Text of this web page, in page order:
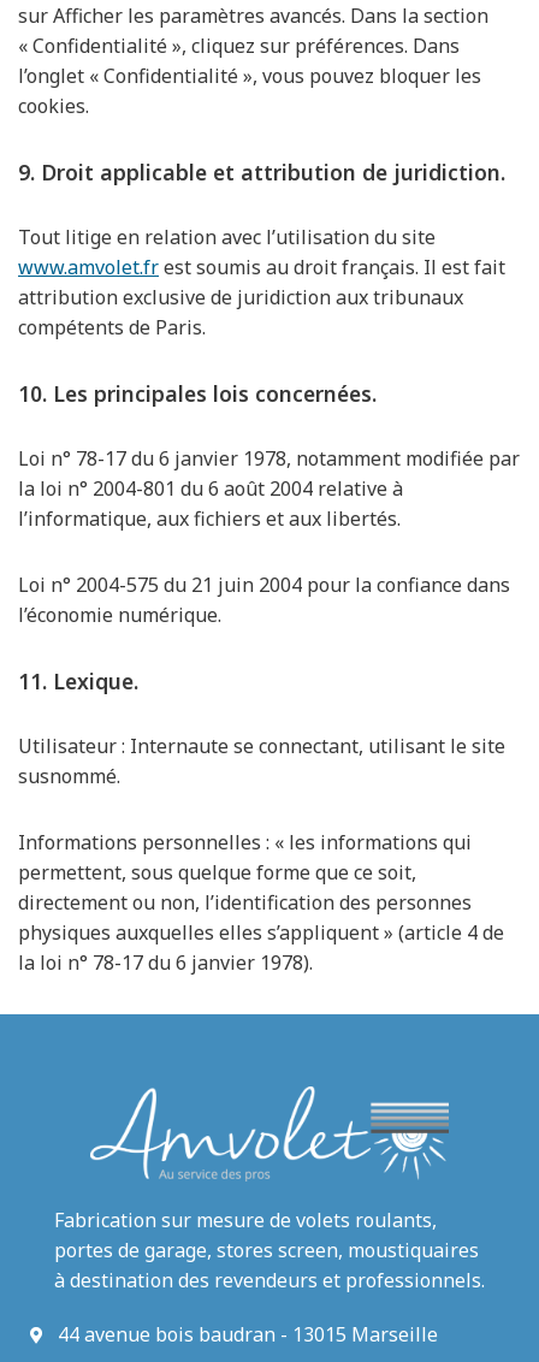
sur Afficher les paramètres avancés. Dans la section
« Confidentialité », cliquez sur préférences. Dans
l’onglet « Confidentialité », vous pouvez bloquer les
cookies.
9. Droit applicable et attribution de juridiction.
Tout litige en relation avec l’utilisation du site
www.amvolet.frest soumis au droit français. Il est fait
attribution exclusive de juridiction aux tribunaux
compétents de Paris.
10. Les principales lois concernées.
Loi n° 78-17 du 6 janvier 1978, notamment modifiée par
la loi n° 2004-801 du 6 août 2004 relative à
l’informatique, aux fichiers et aux libertés.
Loi n° 2004-575 du 21 juin 2004 pour la confiance dans
l’économie numérique.
11. Lexique.
Utilisateur : Internaute se connectant, utilisant le site
susnommé.
Informations personnelles : « les informations qui
permettent, sous quelque forme que ce soit,
directement ou non, l’identification des personnes
physiques auxquelles elles s’appliquent » (article 4 de
la loi n° 78-17 du 6 janvier 1978).
Fabrication sur mesure de volets roulants,
portes de garage, stores screen, moustiquaires
à destination des revendeurs et professionnels.
44 avenue bois baudran - 13015 Marseille